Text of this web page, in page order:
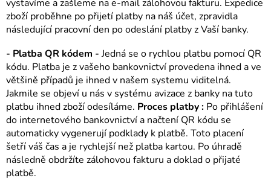
vystavíme a zašleme na e-mail zálohovou fakturu. Expedice
zboží proběhne po přijetí platby na náš účet, zpravidla
následující pracovní den po odeslání platby z Vaší banky.
- Platba QR kódem -Jedná se o rychlou platbu pomocí QR
kódu. Platba je z vašeho bankovnictví provedena ihned a ve
většině případů je ihned v našem systemu viditelná.
Jakmile se objeví u nás v systému avizace z banky na tuto
platbu ihned zboží odesíláme. Proces platby : Po přihlášení
do internetového bankovnictví a načtení QR kódu se
automaticky vygenerují podklady k platbě. Toto placení
šetří váš čas a je rychlejší než platba kartou. Po úhradě
následně obdržíte zálohovou fakturu a doklad o přijaté
platbě.